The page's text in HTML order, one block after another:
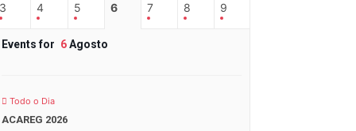
3 4 5 6 7 8 9
Events for 6Agosto
Todo o Dia
ACAREG 2026